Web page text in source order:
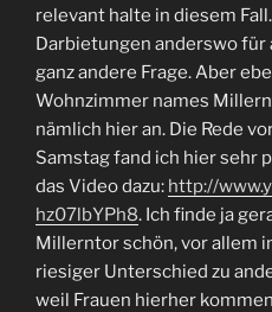
relevant halte in diesem
Darbietungen anderswo für
ganz andere Frage. Aber
Wohnzimmer names
nämlich hier an. Die Rede
Samstag fand ich hier sehr
das Video dazu: http://
hz07lbYPh8. Ich finde ja
Millerntor schön, vor allem
riesiger Unterschied zu
weil Frauen hierher